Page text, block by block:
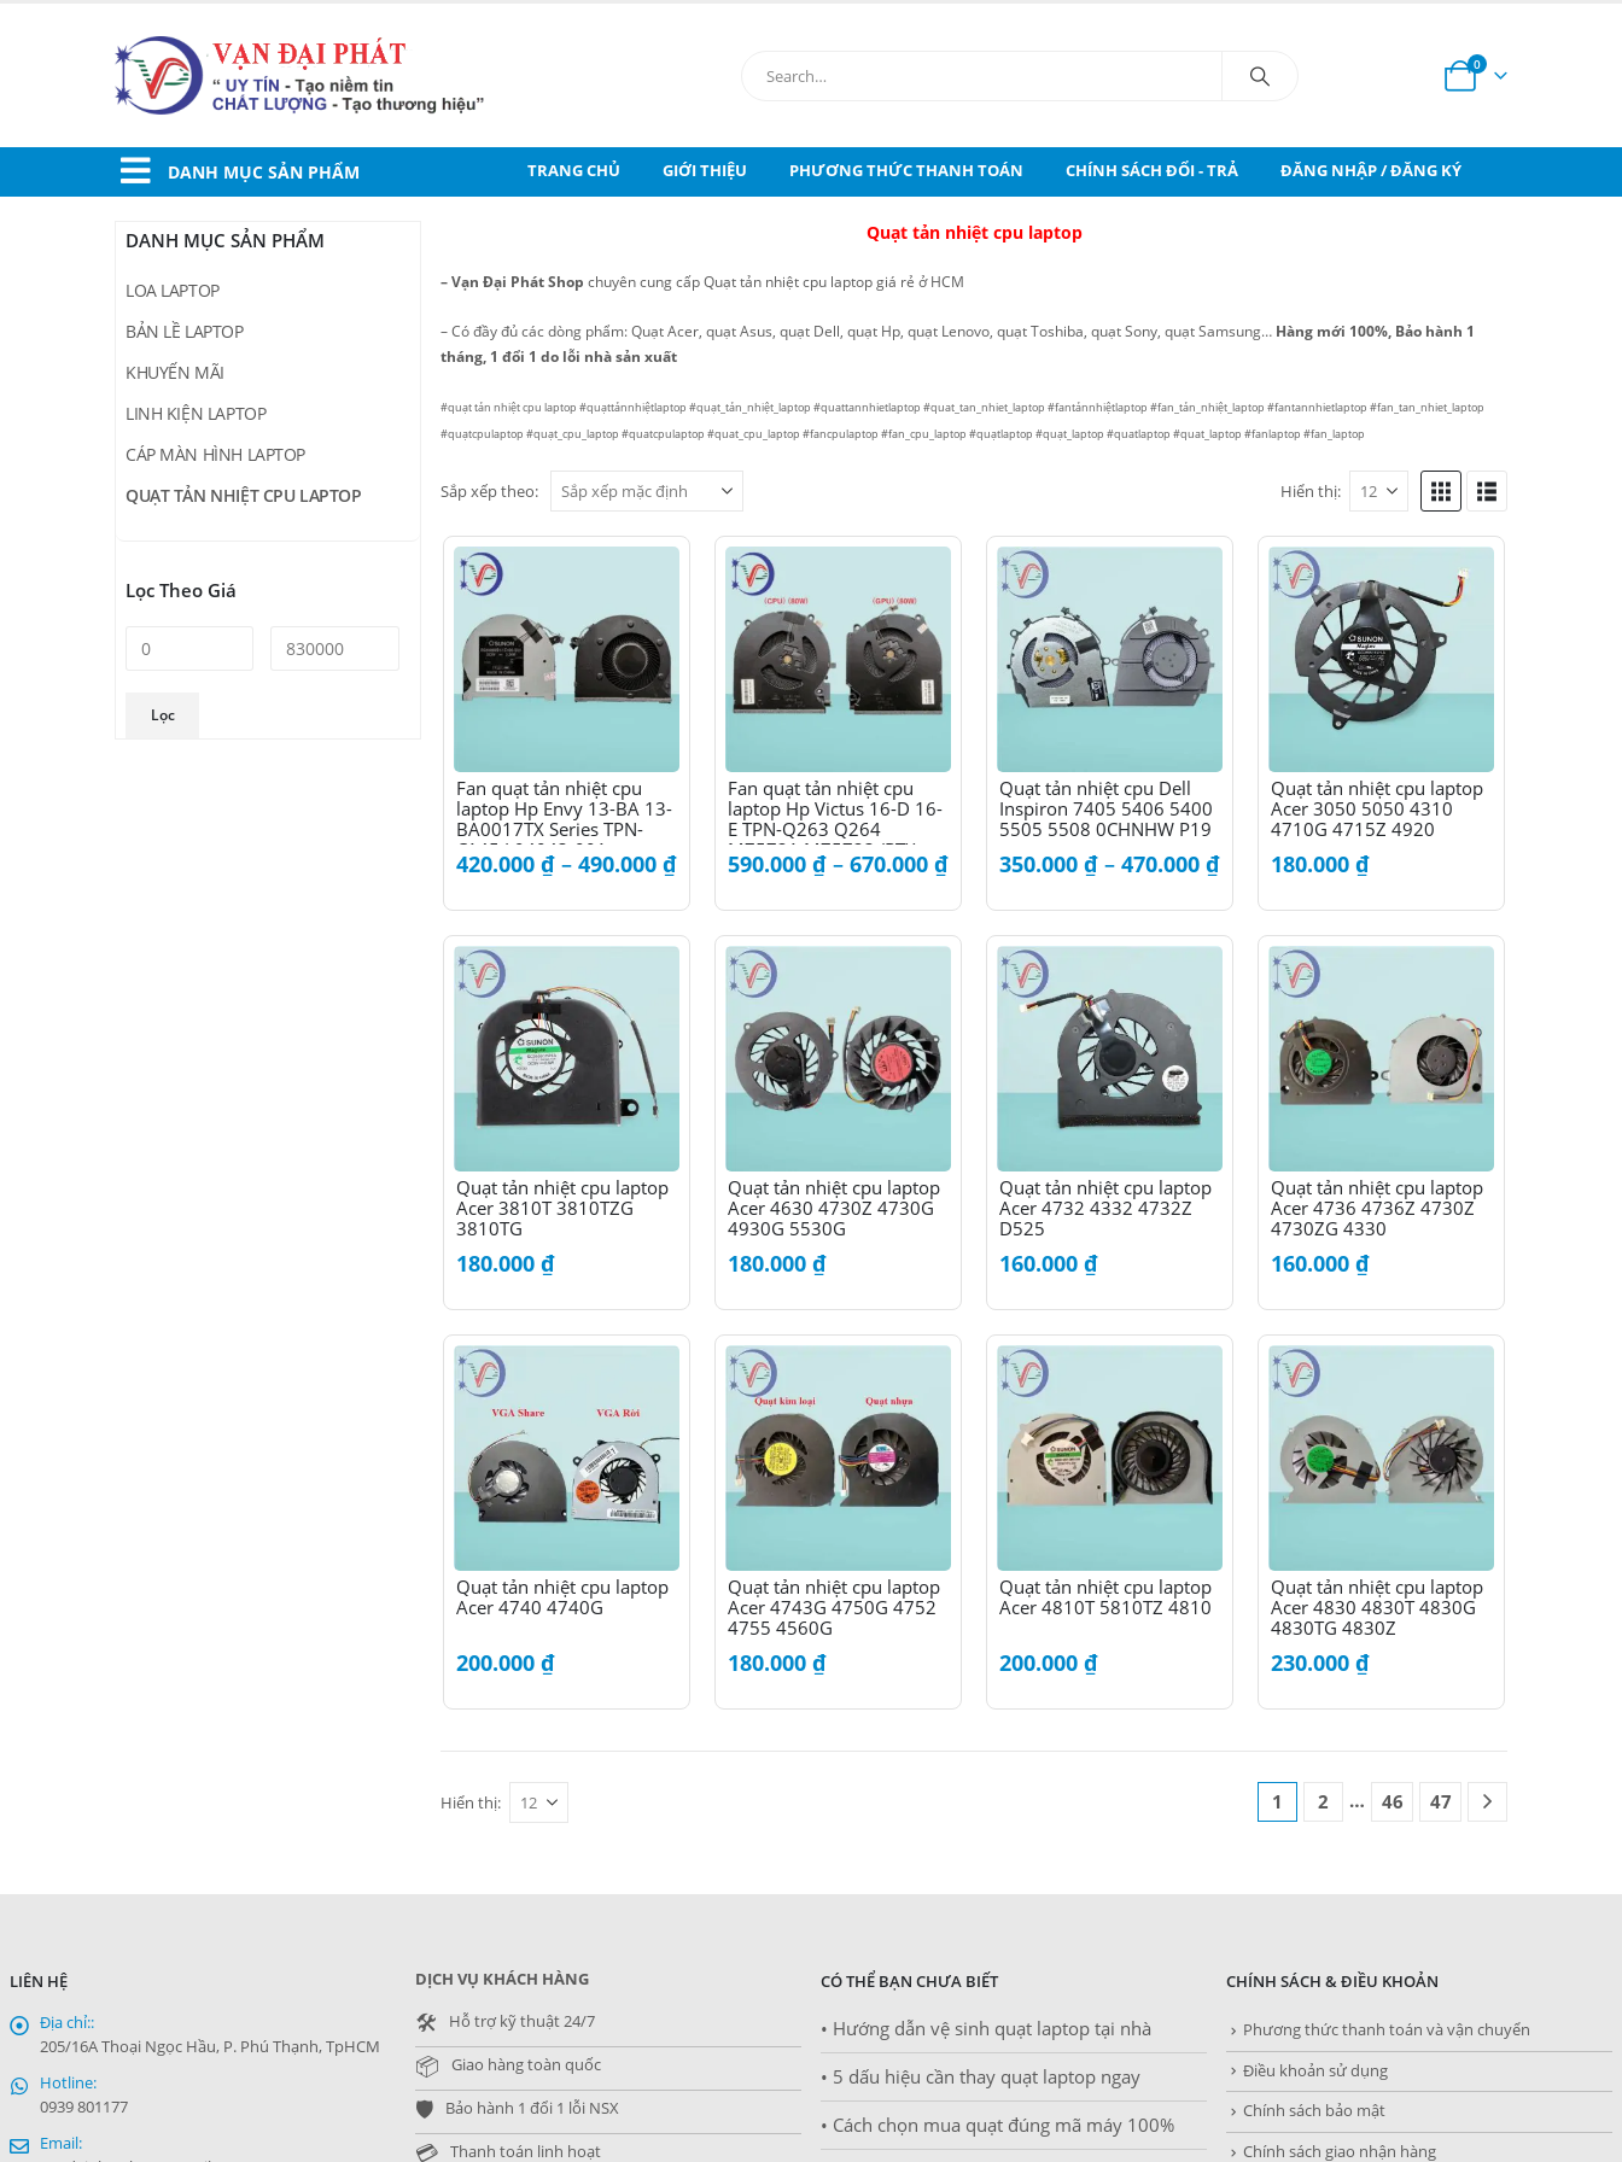
0
DANH MỤC SẢN PHẨM TRANG CHỦ GIỚI THIỆU PHƯƠNG THỨC THANH TOÁN CHÍNH SÁCH ĐỔI - TRẢ ĐĂNG NHẬP / ĐĂNG KÝ
Quạt tản nhiệt cpu laptop
– Vạn Đại Phát Shop chuyên cung cấp Quạt tản nhiệt cpu laptop giá rẻ ở HCM
– Có đầy đủ các dòng phẩm:Quạt Acer, quạt Asus, quạt Dell, quạt Hp, quạt Lenovo, quạt Toshiba, quạt Sony, quạt Samsung… Hàng mới 100%, Bảo hành 1
tháng, 1 đổi 1 do lỗi nhà sản xuất
#quạt tản nhiệt cpu laptop #quạttảnnhiệtlaptop #quạt_tản_nhiệt_laptop #quattannhietlaptop #quat_tan_nhiet_laptop #fantảnnhiệtlaptop #fan_tản_nhiệt_laptop #fantannhietlaptop #fan_tan_nhiet_laptop
#quạtcpulaptop #quạt_cpu_laptop #quatcpulaptop #quat_cpu_laptop #fancpulaptop #fan_cpu_laptop #quạtlaptop #quạt_laptop #quatlaptop #quat_laptop #fanlaptop #fan_laptop
Sắp xếp theo: Hiển thị:
Sản
phẩm
này
có
biến
Các
tùy
chọn
chọn
trên
sản
phẩm
Fan quạt tản nhiệt cpu
laptop Hp Envy 13-BA 13-
BA0017TX Series TPN-
C145 L94043-001
420.000 ₫ – 490.000 ₫Khoảng
từ
420.000 ₫
đến
490.000 ₫
Sản
phẩm
này
có
biến
Các
tùy
chọn
thể
được
chọn
sản
phẩm
Fan quạt tản nhiệt cpu
laptop Hp Victus 16-D 16-
E TPN-Q263 Q264
M75721 M75723 (RTX
3060) (80W)
590.000 ₫ – 670.000 ₫Khoảng
từ
590.000 ₫
đến
670.000 ₫
Sản
phẩm
này
có
biến
Các
tùy
chọn
chọn
sản
phẩm
Quạt tản nhiệt cpu Dell
Inspiron 7405 5406 5400
5505 5508 0CHNHW P19
350.000 ₫ – 470.000 ₫Khoảng
từ
350.000 ₫
đến
470.000 ₫
Quạt tản nhiệt cpu laptop
Acer 3050 5050 4310
4710G 4715Z 4920
180.000 ₫
Quạt tản nhiệt cpu laptop
Acer 3810T 3810TZG
3810TG
180.000 ₫
Quạt tản nhiệt cpu laptop
Acer 4630 4730Z 4730G
4930G 5530G
180.000 ₫
Quạt tản nhiệt cpu laptop
Acer 4732 4332 4732Z
D525
160.000 ₫
Quạt tản nhiệt cpu laptop
Acer 4736 4736Z 4730Z
4730ZG 4330
160.000 ₫
Quạt tản nhiệt cpu laptop
Acer 4740 4740G
200.000 ₫
Quạt tản nhiệt cpu laptop
Acer 4743G 4750G 4752
4755 4560G
180.000 ₫
Quạt tản nhiệt cpu laptop
Acer 4810T 5810TZ 4810
200.000 ₫
Quạt tản nhiệt cpu laptop
Acer 4830 4830T 4830G
4830TG 4830Z
230.000 ₫
Hiển thị: 1 2 … 46 47
DANH MỤC SẢN PHẨM
LOA LAPTOP
BẢN LỀ LAPTOP
KHUYẾN MÃI
LINH KIỆN LAPTOP
CÁP MÀN HÌNH LAPTOP
QUẠT TẢN NHIỆT CPU LAPTOP
Lọc Theo Giá
Lọc
LIÊN HỆ
Địa chỉ::
205/16A Thoại Ngọc Hầu, P. Phú Thạnh, TpHCM
Hotline:
0939 801177
Email:
DỊCH VỤ KHÁCH HÀNG
🛠️ Hỗ trợ kỹ thuật 24/7
📦 Giao hàng toàn quốc
🛡️ Bảo hành 1 đổi 1 lỗi NSX
💳 Thanh toán linh hoạt
CÓ THỂ BẠN CHƯA BIẾT
• Hướng dẫn vệ sinh quạt laptop tại nhà
• 5 dấu hiệu cần thay quạt laptop ngay
• Cách chọn mua quạt đúng mã máy 100%
CHÍNH SÁCH & ĐIỀU KHOẢN
Phương thức thanh toán và vận chuyển
Điều khoản sử dụng
Chính sách bảo mật
Chính sách giao nhận hàng